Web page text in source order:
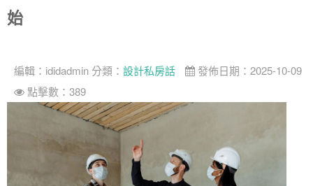
始
編輯： ididadmin 分類： 設計私房話
發佈日期：2025-10-09
點擊數：389
找設計師
裝潢計算機
裝潢進階計算機
裝潢圖紙免費健檢
商業空間
小坪數
風格
設計好手
台北市
360環景體驗
你家我家 Podcast
設計專欄
系統櫃
全站搜尋